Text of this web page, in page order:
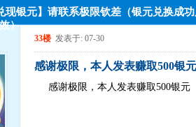
现银元】请联系极限钦差（银元兑换成
）
33楼 发表于: 07-30
感谢极限，本人发表赚取500银
感谢极限，本人发表赚取500银元